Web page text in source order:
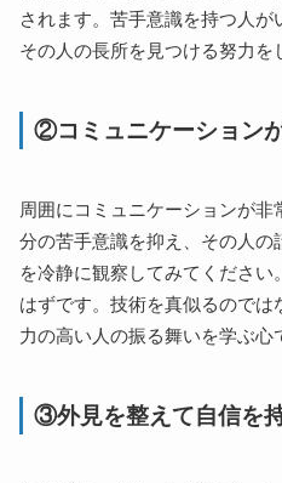
されます。苦手意識を持つ人が
その人の長所を見つける努力を
②コミュニケーション
周囲にコミュニケーションが非
分の苦手意識を抑え、その人の
を冷静に観察してみてくださ
はずです。技術を真似るので
力の高い人の振る舞いを学ぶ心
③外見を整えて自信を